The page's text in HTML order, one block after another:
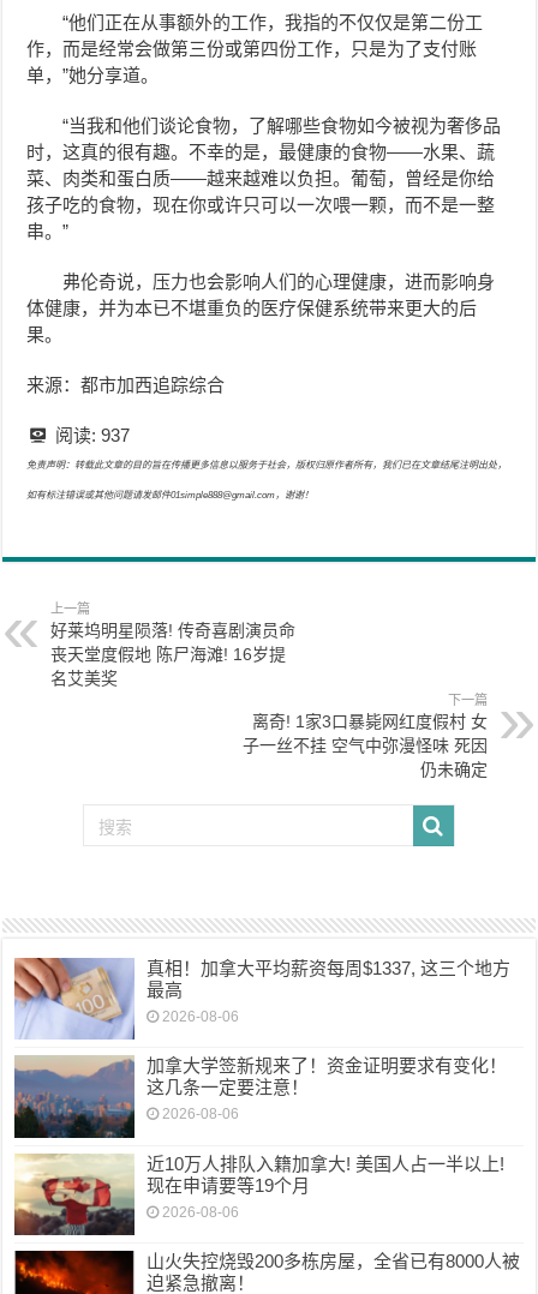
“他们正在从事额外的工作，我指的不仅仅是第二份工
作，而是经常会做第三份或第四份工作，只是为了支付账
单，”她分享道。
“当我和他们谈论食物，了解哪些食物如今被视为奢侈品
时，这真的很有趣。不幸的是，最健康的食物——水果、蔬
菜、肉类和蛋白质——越来越难以负担。葡萄，曾经是你给
孩子吃的食物，现在你或许只可以一次喂一颗，而不是一整
串。”
弗伦奇说，压力也会影响人们的心理健康，进而影响身
体健康，并为本已不堪重负的医疗保健系统带来更大的后
果。
来源：都市加西追踪综合
阅读: 937
免责声明：转载此文章的目的旨在传播更多信息以服务于社会，版权归原作者所有，我们已在文章结尾注明出处，
如有标注错误或其他问题请发邮件01simple888@gmail.com，谢谢！
上一篇
好莱坞明星陨落! 传奇喜剧演员命
丧天堂度假地 陈尸海滩! 16岁提
名艾美奖
下一篇
离奇! 1家3口暴毙网红度假村 女
子一丝不挂 空气中弥漫怪味 死因
仍未确定
真相！加拿大平均薪资每周$1337, 这三个地方
最高
2026-08-06
加拿大学签新规来了！资金证明要求有变化！
这几条一定要注意！
2026-08-06
近10万人排队入籍加拿大! 美国人占一半以上!
现在申请要等19个月
2026-08-06
山火失控烧毁200多栋房屋，全省已有8000人被
迫紧急撤离！